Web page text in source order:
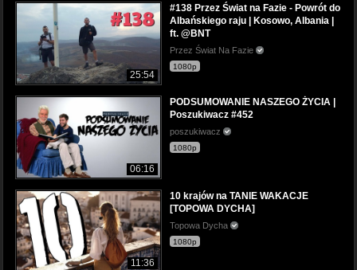
25:54
#138 Przez Świat na Fazie - Powrót do
Albańskiego raju | Kosowo, Albania |
ft. @BNT
Przez Świat Na Fazie
1080p
06:16
PODSUMOWANIE NASZEGO ŻYCIA |
Poszukiwacz #452
poszukiwacz
1080p
11:36
10 krajów na TANIE WAKACJE
[TOPOWA DYCHA]
Topowa Dycha
1080p